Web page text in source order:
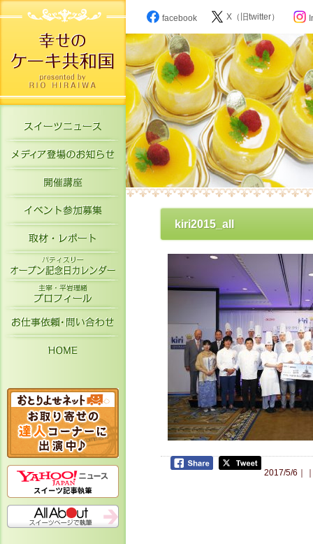
スイーツニュース
メディア登場のお知らせ
開催講座
イベント参加募集
パティスリーオープン記念日カレン
主宰・平岩理緒プロフィール
お仕事依頼・お問い合わせ
facebook X（旧twitter）
kiri2015_all
2017/5/6｜